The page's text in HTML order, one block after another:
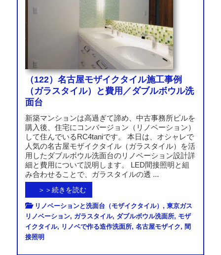
（122）名古屋モザイクタイル施工事例
（ガラスタイル）と費用／ダブルボウル洗
面台
新築マンションは高過ぎて諦め、中古事務所ビルを
購入後、住宅にコンバージョン（リノベーション）
して住んでいるRC4taniです。 本日は、オシャレで
人気の名古屋モザイクタイル（ガラスタイル）を活
用したダブルボウル洗面台のリノベーション設計詳
細と費用について説明します。 LED間接照明と組
み合わせることで、ガラスタイルの透 ...
＞＞続きを読む
リノベーションと洗面台（モザイクタイル） , 東京ガス
リノベーション, ガラスタイル, ダブルボウル洗面所, モザ
イクタイル, リノベで作る造作洗面所, 名古屋モザイク, 間
接照明